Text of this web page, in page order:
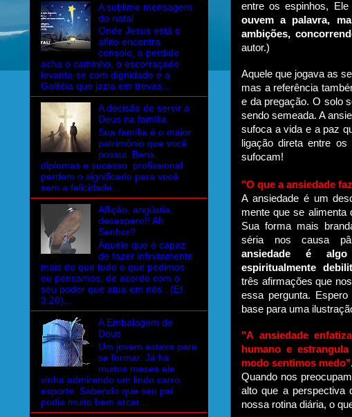
entre os espinhos, Ele
ouvem a palavra,
ambições,
autor.)
Aquele que jogava as
mas a referência
e da pregação. O solo
sendo semeada. A
sufoca a vida e a paz
ligação direta entre
sufocam!
"O que a ansiedade
A ansiedade é um
mente que se alimenta
Sua forma mais
séria nos causa
ansiedade é
espiritualmente
três afirmações que
essa pergunta.
base para uma
"A ansiedade
humano e
modo sentimos medo".
Quando nos
alto que a perspectiva
nossa rotina diária, o
A sublime mensagem
do natal
Onde Jesus está o
aflito encontra
consolo, o perdido
acha o caminho, o escorraçado
levanta-se com dignidade e a
Galiléia que jazia em trevas...
A decisão de servir a
Deus na família
Sua família é o maior
patrimônio que você
possui. Bens,
diplomas e sucesso profissional
perdem o significado para você
sem a felicidade...
Aflição, angústia,
desespero!! Ah
Senhor!!
Àquele que é capaz
de fazer infinitamente
mais do que tudo o que pedimos
ou pensamos, de acordo com o
seu poder que atua em nós . (Ef.
3.20)...
A Embalagem de
Deus
Um jovem estava para
se formar. Já há
muitos meses ele
vinha admirando um lindo carro
esporte. Sabendo que seu pai
podia muito bem arcar...